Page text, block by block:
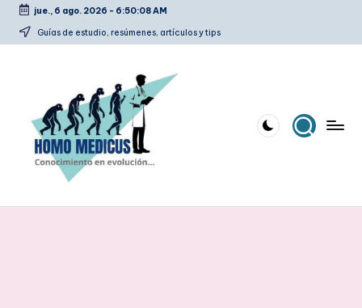
Saltar
jue., 6 ago. 2026 - 6:50:09 AM
Guías de estudio, resúmenes, artículos y tips